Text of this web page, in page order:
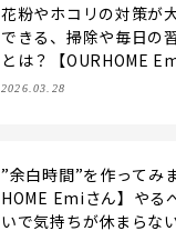
花粉やホコリの対策が
できる、掃除や毎日の
とは？【OURHOME
2026.03.28
”余白時間”を作ってみ
HOME Emiさん】やる
いで気持ちが休まらな